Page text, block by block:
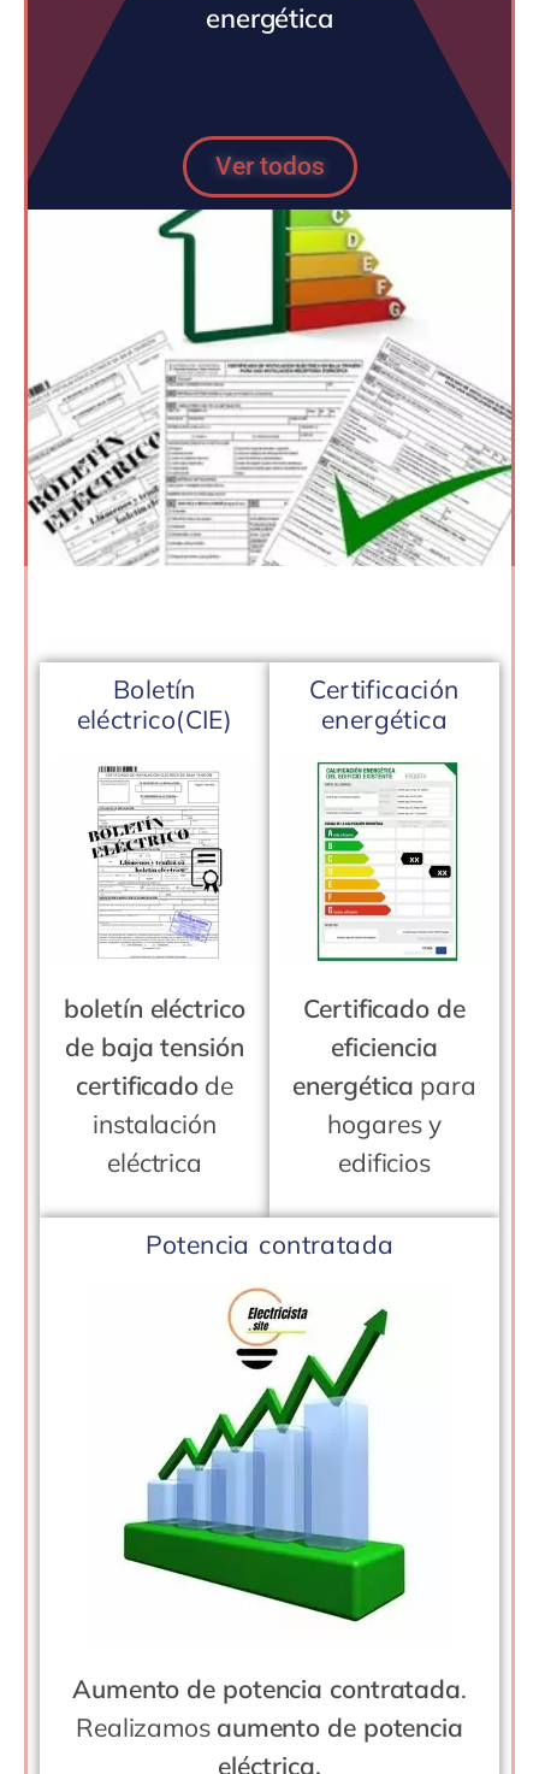
energética
Ver todos
Boletín
eléctrico(CIE)
boletín eléctrico
de baja tensión
certificado de
instalación
eléctrica
Certificación
energética
Certificado de
eficiencia
energética para
hogares y
edificios
Potencia contratada
Aumento de potencia contratada.
Realizamos aumento de potencia
eléctrica.